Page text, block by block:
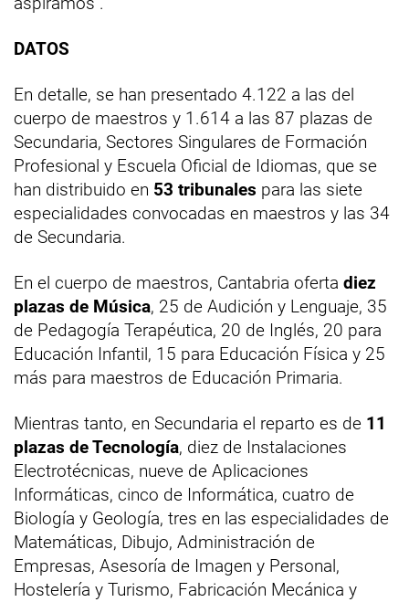
DATOS
En detalle, se han presentado 4.122 a las del
cuerpo de maestros y 1.614 a las 87 plazas de
Secundaria, Sectores Singulares de Formación
Profesional y Escuela Oficial de Idiomas, que se
han distribuido en 53 tribunales para las siete
especialidades convocadas en maestros y las 34
de Secundaria.
En el cuerpo de maestros, Cantabria oferta diez
plazas de Música, 25 de Audición y Lenguaje, 35
de Pedagogía Terapéutica, 20 de Inglés, 20 para
Educación Infantil, 15 para Educación Física y 25
más para maestros de Educación Primaria.
Mientras tanto, en Secundaria el reparto es de 11
plazas de Tecnología, diez de Instalaciones
Electrotécnicas, nueve de Aplicaciones
Informáticas, cinco de Informática, cuatro de
Biología y Geología, tres en las especialidades de
Matemáticas, Dibujo, Administración de
Empresas, Asesoría de Imagen y Personal,
Hostelería y Turismo, Fabricación Mecánica y